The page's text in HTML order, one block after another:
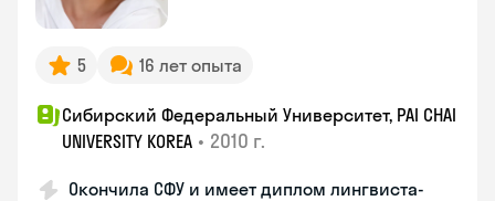
5 16 лет опыта
Сибирский Федеральный Университет, PAI CHAI
UNIVERSITY KOREA • 2010 г.
Окончила СФУ и имеет диплом лингвиста-